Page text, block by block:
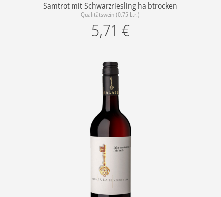
Samtrot mit Schwarzriesling halbtrocken
Qualitätswein (0.75 Ltr.)
5,71 €